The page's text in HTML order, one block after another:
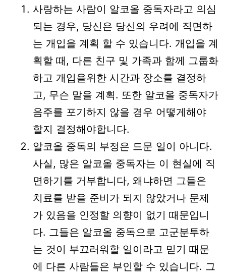
사랑하는 사람이 알코올 중독자라고 의심
되는 경우, 당신은 당신의 우려에 직면하
는 개입을 계획 할 수 있습니다. 개입을 계
획할 때, 다른 친구 및 가족과 함께 그룹화
하고 개입을위한 시간과 장소를 결정하
고, 무슨 말을 계획. 또한 알코올 중독자가
음주를 포기하지 않을 경우 어떻게해야
할지 결정해야합니다.
알코올 중독의 부정은 드문 일이 아니다.
사실, 많은 알코올 중독자는 이 현실에 직
면하기를 거부합니다, 왜냐하면 그들은
치료를 받을 준비가 되지 않았거나 문제
가 있음을 인정할 의향이 없기 때문입니
다. 그들은 알코올 중독으로 고군분투하
는 것이 부끄러워할 일이라고 믿기 때문
에 다른 사람들은 부인할 수 있습니다. 그